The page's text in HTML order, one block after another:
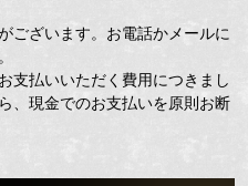
ございます。お電話かメールに
支払いいただく費用につきまし
、現金でのお支払いを原則お断